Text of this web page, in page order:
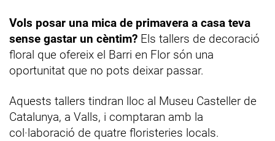
Vols posar una mica de primavera a casa teva
sense gastar un cèntim? Els tallers de decoració
floral que ofereix el Barri en Flor són una
oportunitat que no pots deixar passar.
Aquests tallers tindran lloc al Museu Casteller de
Catalunya, a Valls, i comptaran amb la
col·laboració de quatre floristeries locals.